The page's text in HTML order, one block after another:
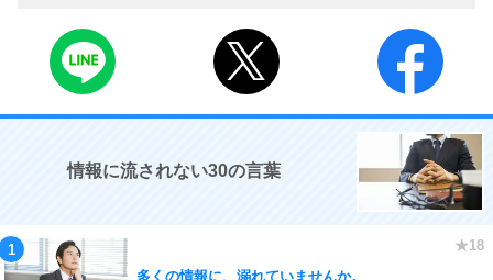
情報に流されない30の言葉
多くの情報に、溺れていませんか。